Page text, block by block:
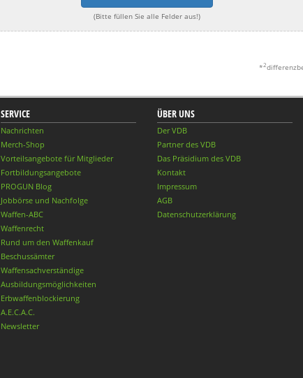
(Bitte füllen Sie alle Felder aus!)
*2
SERVICE
Nachrichten
Merch-Shop
Vorteilsangebote für Mitglieder
Fortbildungsangebote
PROGUN Blog
Jobbörse und Nachfolge
Waffen-ABC
Waffenrecht
Rund um den Waffenkauf
Beschussämter
Waffensachverständige
Ausbildungsmöglichkeiten
Erbwaffenblockierung
A.E.C.A.C.
Newsletter
ÜBER UNS
Der VDB
Partner des VDB
Das Präsidium des VDB
Kontakt
Impressum
AGB
Datenschutzerklärung